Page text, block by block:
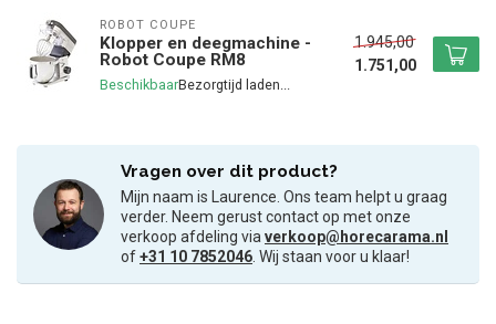
ROBOT COUPE
Klopper en deegmachine -
Robot Coupe RM8
Beschikbaar
1.945,00
1.751,00
Vragen over dit product?
Mijn naam is Laurence. Ons team helpt u graag
verder. Neem gerust contact op met onze
verkoop afdeling viaverkoop@horecarama.nl
of+31 10 7852046. Wij staan voor u klaar!